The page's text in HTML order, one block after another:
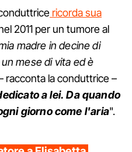
ricorda sua
2011 per un tumore al
madre in decine di
mese di vita ed è
racconta la conduttrice –
a lei. Da quando
giorno come l'aria".